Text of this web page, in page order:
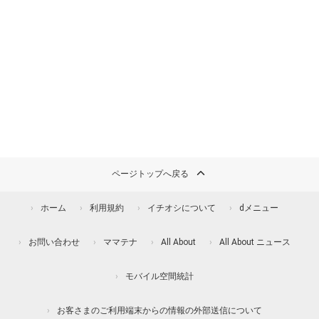
ページトップへ戻る
ホーム 利用規約 イチオシについて dメニュー
お問い合わせ ママテナ All About All About ニュース
モバイル空間統計
お客さまのご利用端末からの情報の外部送信について